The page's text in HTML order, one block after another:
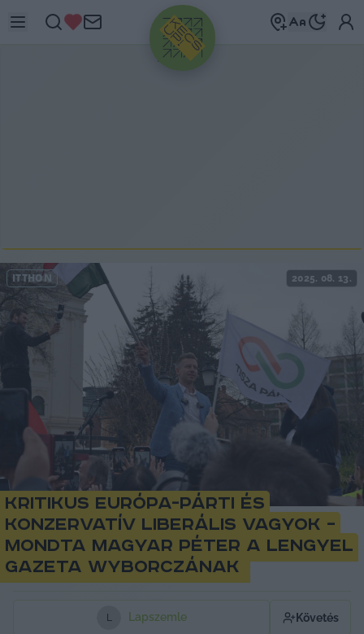
HIRDETÉS
ITTHON 2025. 08. 13.
Kritikus Európa-párti és
konzervatív liberális vagyok –
mondta Magyar Péter a lengyel
Gazeta Wyborczának
L Lapszemle Követés